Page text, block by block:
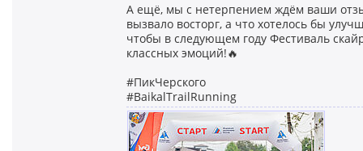
А ещё, мы с нетерпением ждём ваши
вызвало восторг, а что хотелось бы
чтобы в следующем году Фестиваль
классных эмоций!🔥
#ПикЧерского
#BaikalTrailRunning